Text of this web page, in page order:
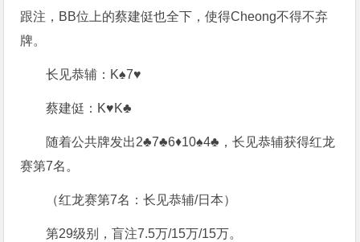
跟注，BB位上的蔡建侹也全下，使得Cheong不得不弃
牌。
长见恭辅：K♠7♥
蔡建侹：K♥K♣
随着公共牌发出2♣7♣6♦10♠4♣，长见恭辅获得红龙
赛第7名。
（红龙赛第7名：长见恭辅/日本）
第29级别，盲注7.5万/15万/15万。